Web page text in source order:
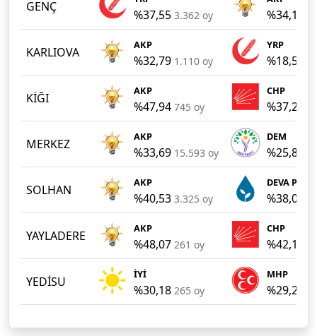
GENÇ
%37,55 3.362 oy %34,10
KARLIOVA AKP
%32,79 1.110 oy
YRP
%18,58
KİĞI AKP
%47,94 745 oy
CHP
%37,26
MERKEZ AKP
%33,69 15.593 oy
DEM
%25,85
SOLHAN AKP
%40,53 3.325 oy
DEVA
%38,00
YAYLADERE AKP
%48,07 261 oy
CHP
%42,17
YEDİSU İYİ
%30,18 265 oy
MHP
%29,27